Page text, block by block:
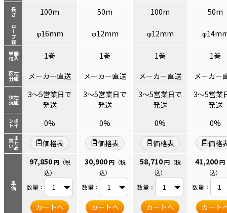
長さ
ロープ径
購入
単位
在庫
区分
在庫
状況
ポイ
ント
まとめ
買い
単価
100m
50m 100m 50m
φ16mm φ12mm φ12mm
1巻 1巻 1巻
1巻
メーカー直送
メーカー直送 メーカー直送
メーカー
3～5営業日で
発送
3～5営業日で
発送
3～5営業日で
発送
3～5営業
発送
0%
0% 0%
0%
価格表
価格表 価格表
価格
97,850 円（税
込）
数量：
カートへ
30,900 円（税
込）
数量：
カートへ
58,710 円（税
込）
数量：
カートへ
41,200 円
込）
数量：
カート